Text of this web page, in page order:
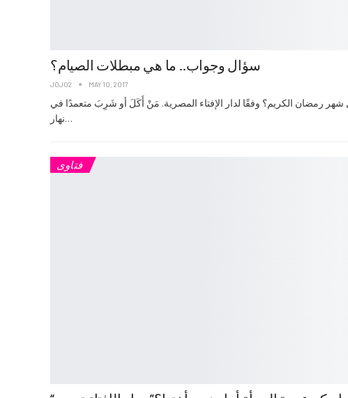
سؤال وجواب.. ما هي مبطلات الصيام؟
JOJO2 MAY 10, 2017
شهر رمضان الكريم؟ وفقًا لدار الإفتاء المصرية. مَنْ أَكَلَ أو شَرِبَ متعمدًا في
نهار…
فتاوى